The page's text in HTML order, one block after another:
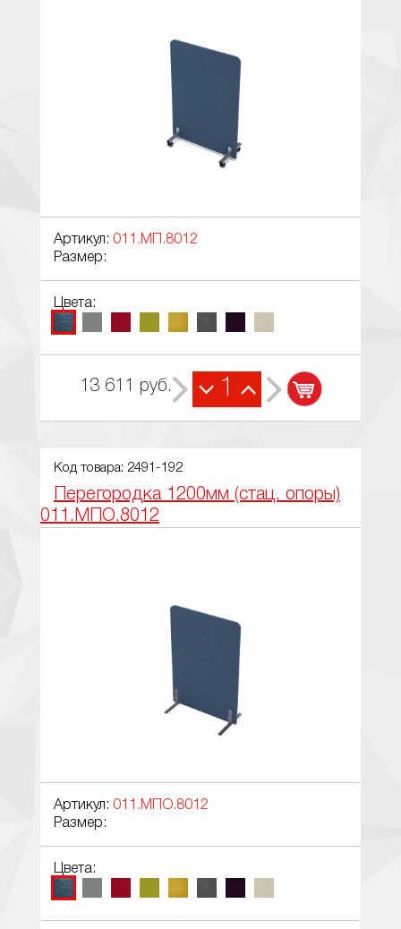
Артикул: 011.МП.8012
Размер:
Цвета:
13 611 руб. 1
Код товара: 2491-192
Перегородка 1200мм (стац. опоры)
011.МПО.8012
Артикул: 011.МПО.8012
Размер:
Цвета: